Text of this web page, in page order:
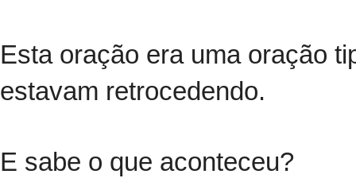
Esta oração era uma oração
estavam retrocedendo.
E sabe o que aconteceu?